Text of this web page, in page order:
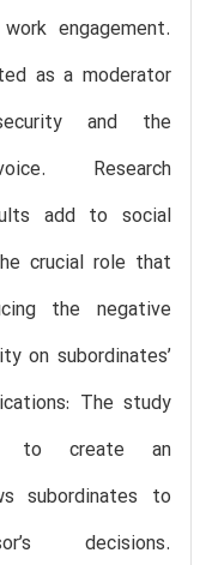
engagement.
as a moderator
and the
Research
add to social
crucial role that
the negative
on subordinates’
The study
to create an
subordinates to
decisions.